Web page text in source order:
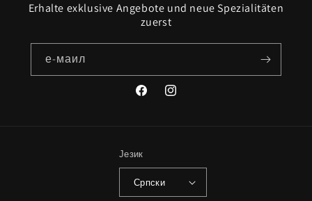
Erhalte exklusive Angebote und neue Spezialitäten
zuerst
е-маил
Фејсбукинстаграм
Језик
Српски